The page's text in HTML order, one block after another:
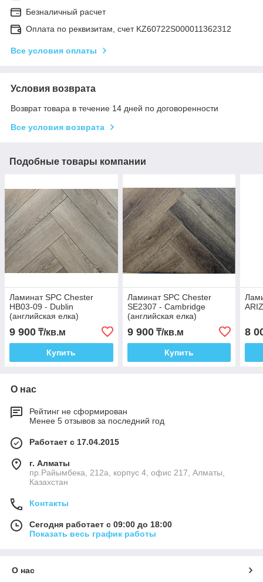
Безналичный расчет
Оплата по реквизитам, счет KZ60722S000011362312
Все условия оплаты
Условия возврата
Возврат товара в течение 14 дней по договоренности
Все условия возврата
Подобные товары компании
Ламинат SPC Chester
HB03-09 - Dublin
(английская елка)
9 900 ₸/кв.м
Купить
Ламинат SPC Chester
SE2307 - Cambridge
(английская елка)
9 900₸/кв.м
Купить
8
О нас
Рейтинг не сформирован
Менее 5 отзывов за последний год
Работает с 17.04.2015
г. Алматы
пр.Райымбека, 212а, корпус 4, офис 217, Алматы,
Казахстан
Контакты
Сегодня работает с 09:00 до 18:00
Показать весь график работы
О нас